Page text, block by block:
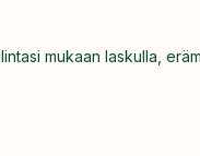
mukaan laskulla,